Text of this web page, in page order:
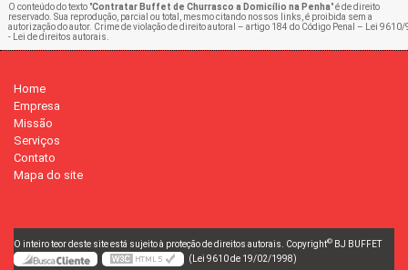
O conteúdo do texto "Contratar Buffet de Churrasco a Domicílio na Penha" é de direito
reservado. Sua reprodução, parcial ou total, mesmo citando nossos links, é proibida sem a
autorização do autor. Crime de violação de direito autoral – artigo 184 do Código Penal –
Lei 9610/
- Lei de direitos autorais
Home
Empresa
Missão
Serviços
Contato
Mapa do site
O inteiro teor deste site está sujeito à proteção de direitos autorais. Copyright© BJ BUFFET
(Lei 9610 de 19/02/1998)